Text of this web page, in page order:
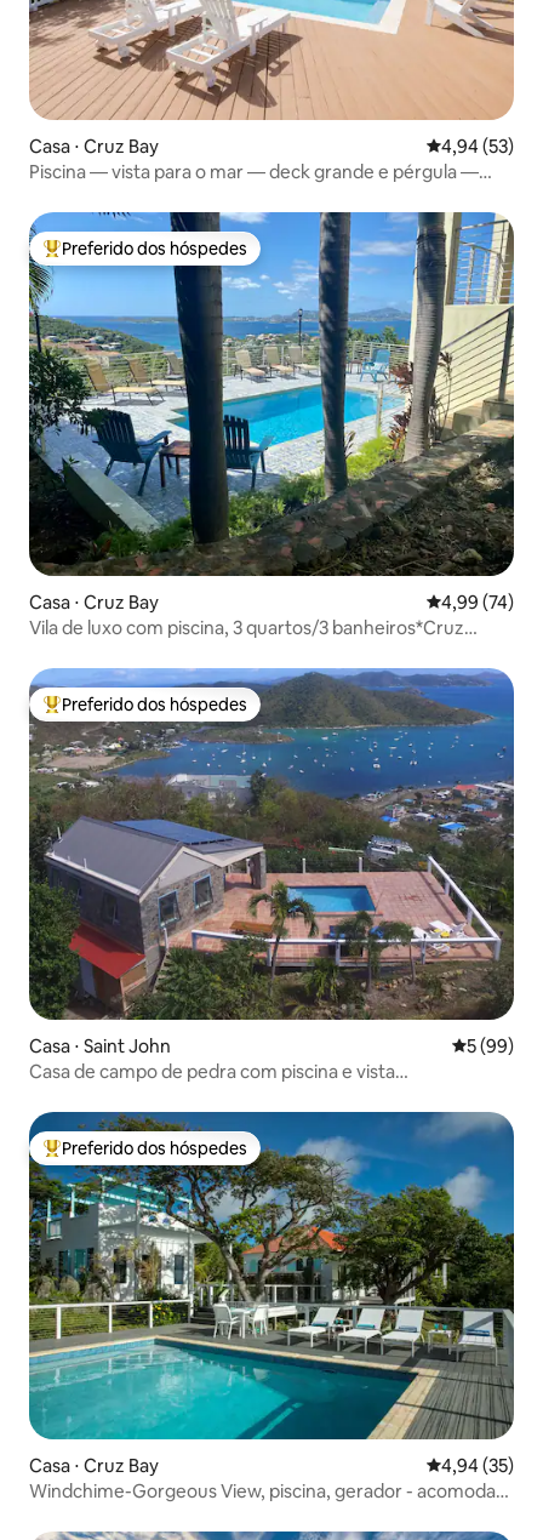
Casa ⋅ Cruz Bay 4,94 de uma
4,94 (53)
Piscina — vista para o mar — deck grande e pérgula —
Entre os melhores preferidos dos hóspedes
Preferido dos hóspedes
Casa ⋅ Cruz Bay 4,99 de uma
4,99 (74)
Vila de luxo com piscina, 3 quartos/3 banheiros*Cruz
Entre os melhores preferidos dos hóspedes
Preferido dos hóspedes
Casa ⋅ Saint John 5 de uma
5 (99)
Casa de campo de pedra com piscina e vista
Entre os melhores preferidos dos hóspedes
Preferido dos hóspedes
Casa ⋅ Cruz Bay 4,94 de uma
4,94 (35)
Windchime-Gorgeous View, piscina, gerador - acomoda